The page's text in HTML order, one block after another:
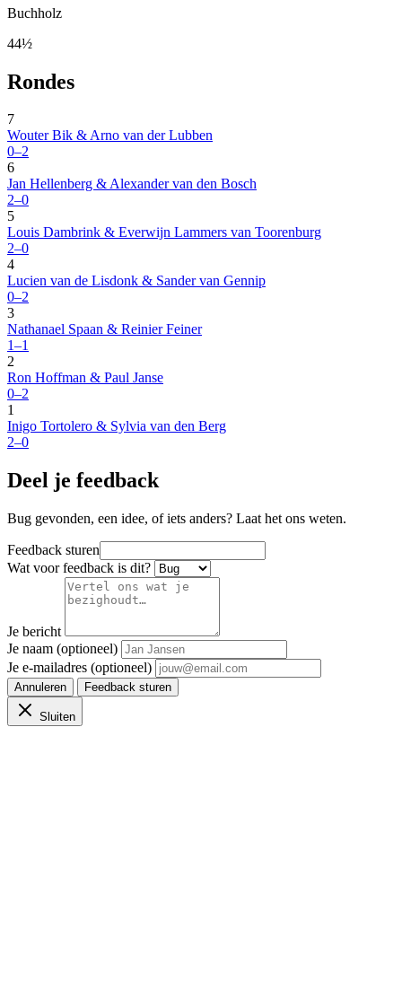
Buchholz
44½
Rondes
7
Wouter Bik & Arno van der Lubben
0–2
6
Jan Hellenberg & Alexander van den Bosch
2–0
5
Louis Dambrink & Everwijn Lammers van Toorenburg
2–0
4
Lucien van de Lisdonk & Sander van Gennip
0–2
3
Nathanael Spaan & Reinier Feiner
1–1
2
Ron Hoffman & Paul Janse
0–2
1
Inigo Tortolero & Sylvia van den Berg
2–0
Deel je feedback
Bug gevonden, een idee, of iets anders? Laat het ons weten.
Feedback sturen
Wat voor feedback is dit?
Je bericht
Je naam (optioneel)
Je e-mailadres (optioneel)
Annuleren Feedback sturen
Sluiten